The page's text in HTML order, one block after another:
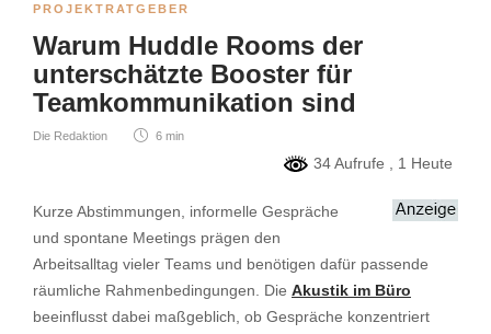
PROJEKTRATGEBER
Warum Huddle Rooms der
unterschätzte Booster für
Teamkommunikation sind
Die Redaktion 6 min
34 Aufrufe , 1 Heute
Kurze Abstimmungen, informelle Gespräche
und spontane Meetings prägen den
Arbeitsalltag vieler Teams und benötigen dafür passende
räumliche Rahmenbedingungen. Die Akustik im Büro
beeinflusst dabei maßgeblich, ob Gespräche konzentriert